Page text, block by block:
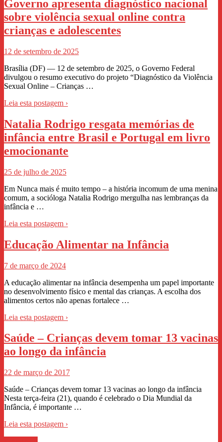
Governo apresenta diagnóstico nacional
sobre violência sexual online contra
crianças e adolescentes
12 de setembro de 2025
Brasília (DF) — 12 de setembro de 2025, o Governo Federal
divulgou o resumo executivo do projeto “Diagnóstico da Violência
Sexual Online – Crianças …
Leia esta postagem ›
Natalia Rodrigo resgata memórias de
infância entre Brasil e Portugal em livro
emocionante
25 de julho de 2025
Em Nunca mais é muito tempo – a história incomum de uma menina
comum, a socióloga Natalia Rodrigo mergulha nas lembranças da
infância e …
Leia esta postagem ›
Educação Alimentar na Infância
7 de março de 2024
A educação alimentar na infância desempenha um papel importante
no desenvolvimento físico e mental das crianças. A escolha dos
alimentos certos não apenas fortalece …
Leia esta postagem ›
Saúde – Crianças devem tomar 13 vacinas
ao longo da infância
22 de março de 2017
Saúde – Crianças devem tomar 13 vacinas ao longo da infância
Nesta terça-feira (21), quando é celebrado o Dia Mundial da
Infância, é importante …
Leia esta postagem ›